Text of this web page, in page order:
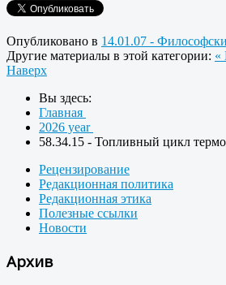
Опубликовано в 14.01.07 -
Другие материалы в этой категории: «
Наверх
Вы здесь:
Главная
2026 year
58.34.15 - Топливный цикл
Рецензирование
Редакционная политика
Редакционная этика
Полезные ссылки
Новости
Архив